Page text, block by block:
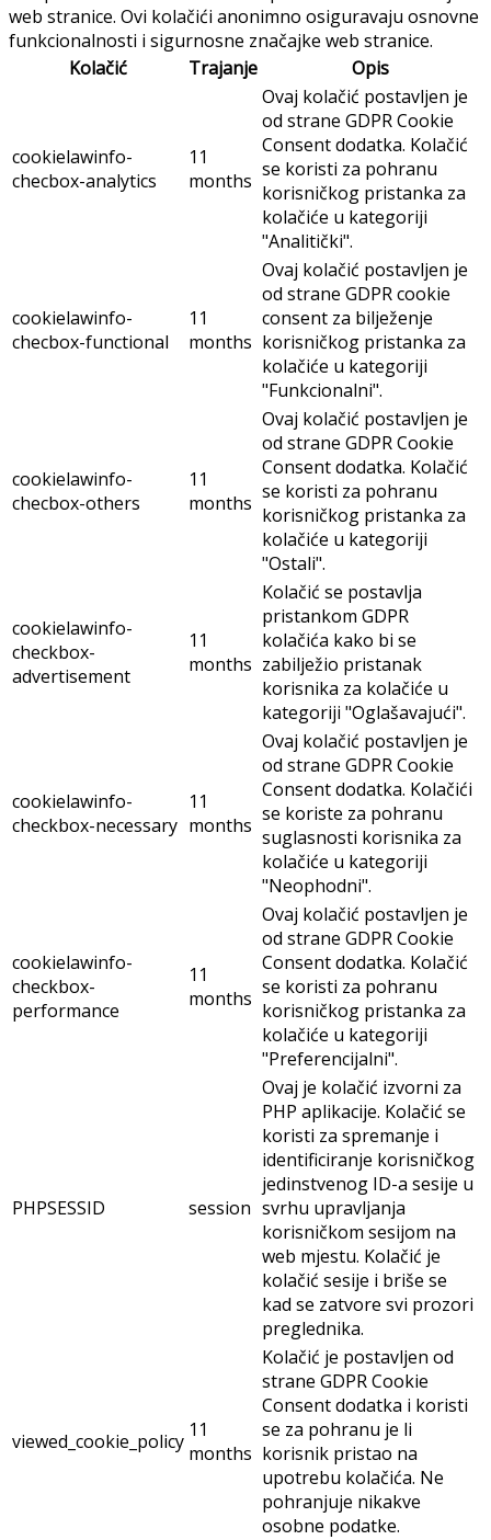
web stranice. Ovi kolačići anonimno osiguravaju osnovne
funkcionalnosti i sigurnosne značajke web stranice.
Kolačić
Trajanje Opis
cookielawinfo-
checbox-analytics
11
months
Ovaj kolačić postavljen je
od strane GDPR Cookie
Consent dodatka. Kolačić
se koristi za pohranu
korisničkog pristanka za
kolačiće u kategoriji
"Analitički".
cookielawinfo-
checbox-functional
11
months
Ovaj kolačić postavljen je
od strane GDPR cookie
consent za bilježenje
korisničkog pristanka za
kolačiće u kategoriji
"Funkcionalni".
cookielawinfo-
checbox-others
11
months
Ovaj kolačić postavljen je
od strane GDPR Cookie
Consent dodatka. Kolačić
se koristi za pohranu
korisničkog pristanka za
kolačiće u kategoriji
"Ostali".
cookielawinfo-
checkbox-
advertisement
11
months
Kolačić se postavlja
pristankom GDPR
kolačića kako bi se
zabilježio pristanak
korisnika za kolačiće u
kategoriji "Oglašavajući".
cookielawinfo-
checkbox-necessary
11
months
Ovaj kolačić postavljen je
od strane GDPR Cookie
Consent dodatka. Kolačići
se koriste za pohranu
suglasnosti korisnika za
kolačiće u kategoriji
"Neophodni".
cookielawinfo-
checkbox-
performance
11
months
Ovaj kolačić postavljen je
od strane GDPR Cookie
Consent dodatka. Kolačić
se koristi za pohranu
korisničkog pristanka za
kolačiće u kategoriji
"Preferencijalni".
PHPSESSID session
Ovaj je kolačić izvorni za
PHP aplikacije. Kolačić se
koristi za spremanje i
identificiranje korisničkog
jedinstvenog ID-a sesije u
svrhu upravljanja
korisničkom sesijom na
web mjestu. Kolačić je
kolačić sesije i briše se
kad se zatvore svi prozori
preglednika.
viewed_cookie_policy 11
months
Kolačić je postavljen od
strane GDPR Cookie
Consent dodatka i koristi
se za pohranu je li
korisnik pristao na
upotrebu kolačića. Ne
pohranjuje nikakve
osobne podatke.